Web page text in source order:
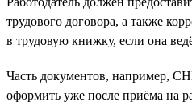
трудового договора, а также
в трудовую книжку, если она
Часть документов, например,
оформить уже после приёма на